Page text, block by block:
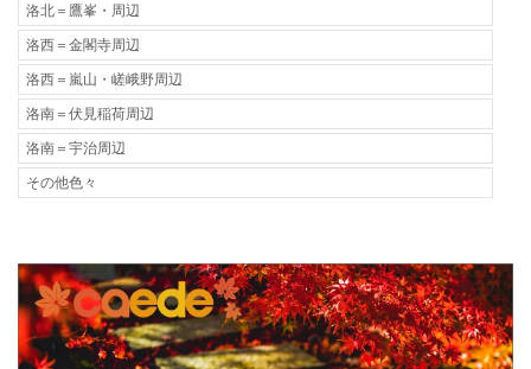
洛北＝鷹峯・周辺
洛西＝金閣寺周辺
洛西＝嵐山・嵯峨野周辺
洛南＝伏見稲荷周辺
洛南＝宇治周辺
その他色々